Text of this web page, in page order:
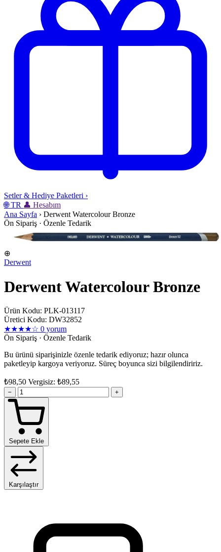
Setler & Hediye Paketleri ›
🌐 TR 👤 Hesabım
Ana Sayfa › Derwent Watercolour Bronze
Ön Sipariş · Özenle Tedarik
⊕
Derwent
Derwent Watercolour Bronze
Ürün Kodu: PLK-013117
Üretici Kodu: DW32852
★★★★☆ 0 yorum
Ön Sipariş · Özenle Tedarik
Bu ürünü siparişinizle özenle tedarik ediyoruz; hazır olunca
paketleyip kargoya veriyoruz. Süreç boyunca sizi bilgilendiririz.
₺98,50 Vergisiz: ₺89,55
− +
Sepete Ekle
Karşılaştır